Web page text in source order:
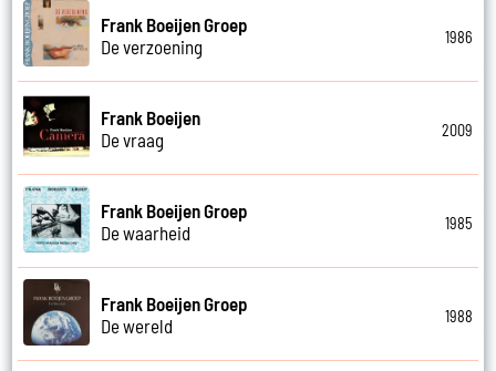
Frank Boeijen Groep
De verzoening
1986
Frank Boeijen
De vraag
2009
Frank Boeijen Groep
De waarheid
1985
Frank Boeijen Groep
De wereld
1988